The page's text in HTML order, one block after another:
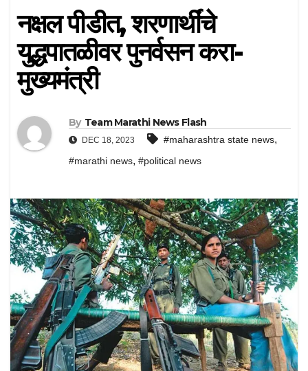
नक्षल पीडीत, शरणार्थींचे
युद्धपातळीवर पुनर्वसन करा-
मुख्यमंत्री
By Team Marathi News Flash
DEC 18, 2023 #maharashtra state news,
#marathi news, #political news